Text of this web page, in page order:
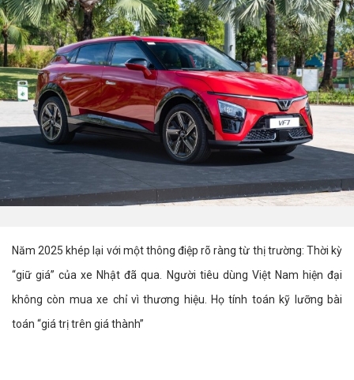
Năm 2025 khép lại với một thông điệp rõ ràng từ thị trường: Thời kỳ
“giữ giá” của xe Nhật đã qua. Người tiêu dùng Việt Nam hiện đại
không còn mua xe chỉ vì thương hiệu. Họ tính toán kỹ lưỡng bài
toán “giá trị trên giá thành”